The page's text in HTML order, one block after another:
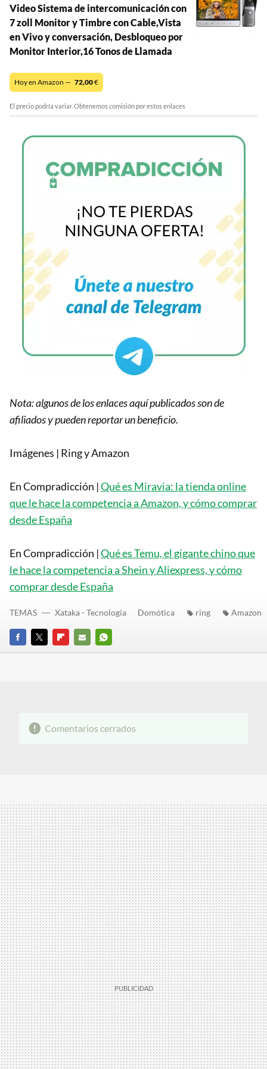
Video Sistema de intercomunicación con
7 zoll Monitor y Timbre con Cable,Vista
en Vivo y conversación, Desbloqueo por
Monitor Interior,16 Tonos de Llamada
Hoy en Amazon — 72,00€
El precio podría variar. Obtenemos comisión por estos enlaces
Nota: algunos de los enlaces aquí publicados son de
afiliados y pueden reportar un beneficio.
Imágenes | Ring y Amazon
En Compradicción |Qué es Miravia: la tienda online
que le hace la competencia a Amazon, y cómo comprar
desde España
En Compradicción |Qué es Temu, el gigante chino que
le hace la competencia a Shein y Aliexpress, y cómo
comprar desde España
FACEBOOK
TWITTERFLIPBOARD
E-
WHATSAPP
TEMAS Xataka - Tecnología Domótica ring Amazon
Comentarios cerrados